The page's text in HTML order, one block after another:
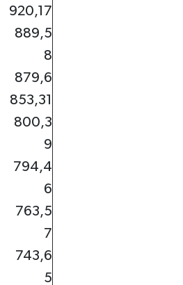
920,17
889,5
8
879,6
853,31
800,3
9
794,4
6
763,5
7
743,6
5